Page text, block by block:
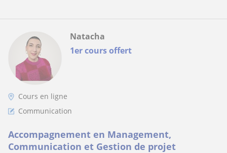
1er cours offert
Natacha
Cours en ligne
Communication
Accompagnement en Management,
Communication et Gestion de projet